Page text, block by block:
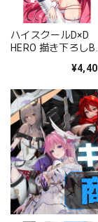
ハイスクールD×D
HERO 描き下ろしB2
ス・グレモリー/白